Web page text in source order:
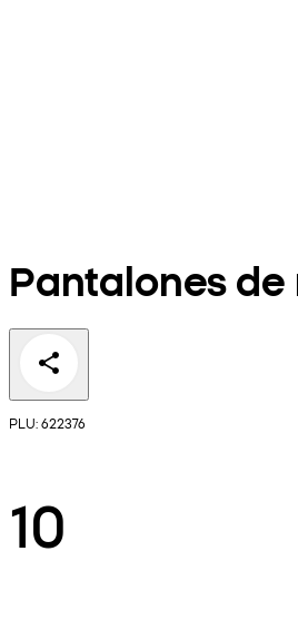
Pantalones de
PLU: 622376
10